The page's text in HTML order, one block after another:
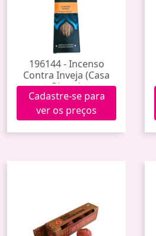
196144 - Incenso
Contra Inveja (Casa
Rittua)
Cadastre-se para
ver os preços